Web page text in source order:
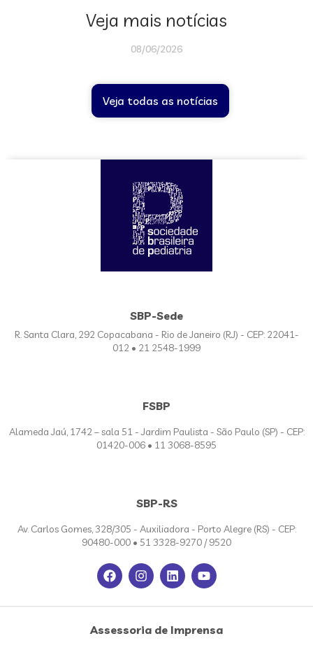
Veja mais notícias
08/06/2026
Veja todas as notícias
SBP-Sede
R. Santa Clara, 292 Copacabana - Rio de Janeiro (RJ) - CEP: 22041-
012 • 21 2548-1999
FSBP
Alameda Jaú, 1742 – sala 51 - Jardim Paulista - São Paulo (SP) - CEP:
01420-006 • 11 3068-8595
SBP-RS
Av. Carlos Gomes, 328/305 - Auxiliadora - Porto Alegre (RS) - CEP:
90480-000 • 51 3328-9270 / 9520
Assessoria de Imprensa